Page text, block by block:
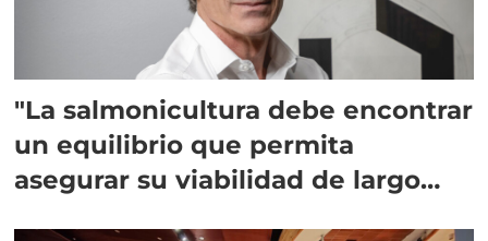
"La salmonicultura debe encontrar
un equilibrio que permita
asegurar su viabilidad de largo